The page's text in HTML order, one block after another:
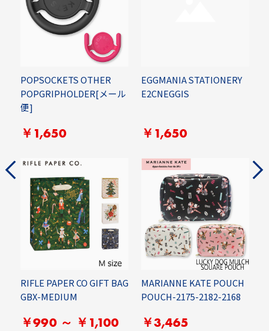
POPSOCKETS OTHER
POPGRIPHOLDER[メール
便]
￥1,650
EGGMANIA STATIONERY
E2CNEGGIS
￥1,650
RIFLE PAPER CO GIFT BAG
GBX-MEDIUM
￥990 ～ ￥1,100
MARIANNE KATE POUCH
POUCH-2175-2182-2168
￥3,465